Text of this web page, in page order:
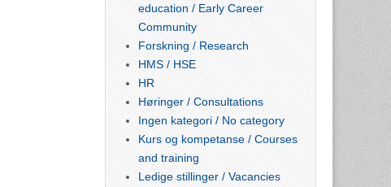
education / Early Career
Community
Forskning / Research
HMS / HSE
HR
Høringer / Consultations
Ingen kategori / No category
Kurs og kompetanse / Courses
and training
Ledige stillinger / Vacancies